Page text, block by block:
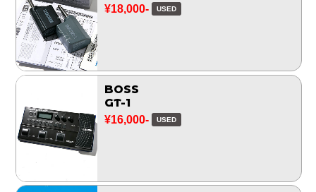
¥18,000- USED
BOSS
GT-1
¥16,000- USED